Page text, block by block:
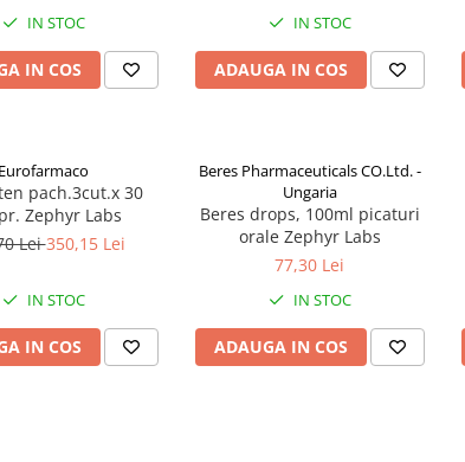
IN STOC
IN COS
IN STOC
ADAUGA IN COS
Eurofarmaco
pach.3cut.x 30
Zephyr Labs
Lei350,15 Lei
IN STOC
IN COS
Beres Pharmaceuticals CO.Ltd. -
Ungaria
Beres drops, 100ml picaturi
orale Zephyr Labs
77,30 Lei
IN STOC
ADAUGA IN COS